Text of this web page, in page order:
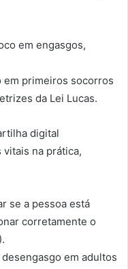
em engasgos,
em primeiros socorros
da Lei Lucas.
digital
na prática,
se a pessoa está
corretamente o
em adultos